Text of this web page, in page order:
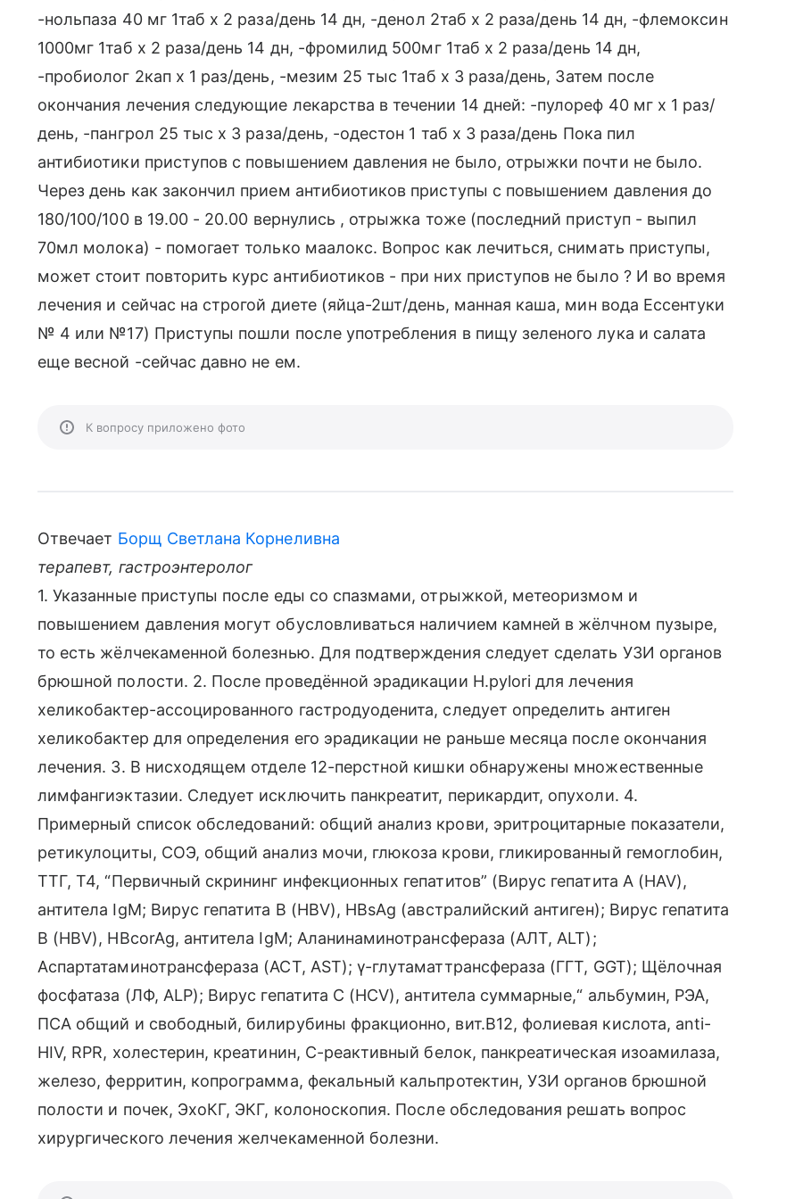
-нольпаза 40 мг 1таб х 2 раза/день 14 дн, -денол 2таб х 2 раза/день 14 дн, -флемоксин
1000мг 1таб х 2 раза/день 14 дн, -фромилид 500мг 1таб х 2 раза/день 14 дн,
-пробиолог 2кап х 1 раз/день, -мезим 25 тыс 1таб х 3 раза/день, Затем после
окончания лечения следующие лекарства в течении 14 дней: -пулореф 40 мг х 1 раз/
день, -пангрол 25 тыс х 3 раза/день, -одестон 1 таб х 3 раза/день Пока пил
антибиотики приступов с повышением давления не было, отрыжки почти не было.
Через день как закончил прием антибиотиков приступы с повышением давления до
180/100/100 в 19.00 - 20.00 вернулись , отрыжка тоже (последний приступ - выпил
70мл молока) - помогает только маалокс. Вопрос как лечиться, снимать приступы,
может стоит повторить курс антибиотиков - при них приступов не было ? И во время
лечения и сейчас на строгой диете (яйца-2шт/день, манная каша, мин вода Ессентуки
№ 4 или №17) Приступы пошли после употребления в пищу зеленого лука и салата
еще весной -сейчас давно не ем.
К вопросу приложено фото
Отвечает Борщ Светлана Корнеливна
терапевт, гастроэнтеролог
1. Указанные приступы после еды со спазмами, отрыжкой, метеоризмом и
повышением давления могут обусловливаться наличием камней в жёлчном пузыре,
то есть жёлчекаменной болезнью. Для подтверждения следует сделать УЗИ органов
брюшной полости. 2. После проведённой эрадикации H.pylori для лечения
хеликобактер-ассоцированного гастродуоденита, следует определить антиген
хеликобактер для определения его эрадикации не раньше месяца после окончания
лечения. 3. В нисходящем отделе 12-перстной кишки обнаружены множественные
лимфангиэктазии. Следует исключить панкреатит, перикардит, опухоли. 4.
Примерный список обследований: общий анализ крови, эритроцитарные показатели,
ретикулоциты, СОЭ, общий анализ мочи, глюкоза крови, гликированный гемоглобин,
ТТГ, Т4, “Первичный скрининг инфекционных гепатитов” (Вирус гепатита A (HAV),
антитела IgM; Вирус гепатита B (HBV), HBsAg (австралийский антиген); Вирус гепатита
B (HBV), HBcorAg, антитела IgM; Аланинаминотрансфераза (АЛТ, ALT);
Аспартатаминотрансфераза (АСТ, AST); γ-глутаматтрансфераза (ГГТ, GGT); Щёлочная
фосфатаза (ЛФ, ALP); Вирус гепатита C (HCV), антитела суммарные,“ альбумин, РЭА,
ПСА общий и свободный, билирубины фракционно, вит.В12, фолиевая кислота, anti-
HIV, RPR, холестерин, креатинин, С-реактивный белок, панкреатическая изоамилаза,
железо, ферритин, копрограмма, фекальный кальпротектин, УЗИ органов брюшной
полости и почек, ЭхоКГ, ЭКГ, колоноскопия. После обследования решать вопрос
хирургического лечения желчекаменной болезни.